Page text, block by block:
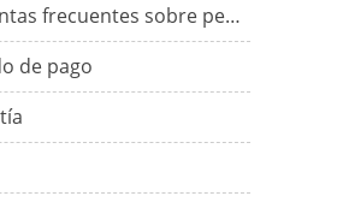
frecuentes sobre pedidos
de pago